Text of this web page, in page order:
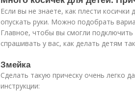
Если вы не знаете, как плести
опускать руки. Можно подобрать
Главное, чтобы вы смогли
спрашивать у вас, как делать детям
Змейка
Сделать такую прическу очень легко
инструкции: